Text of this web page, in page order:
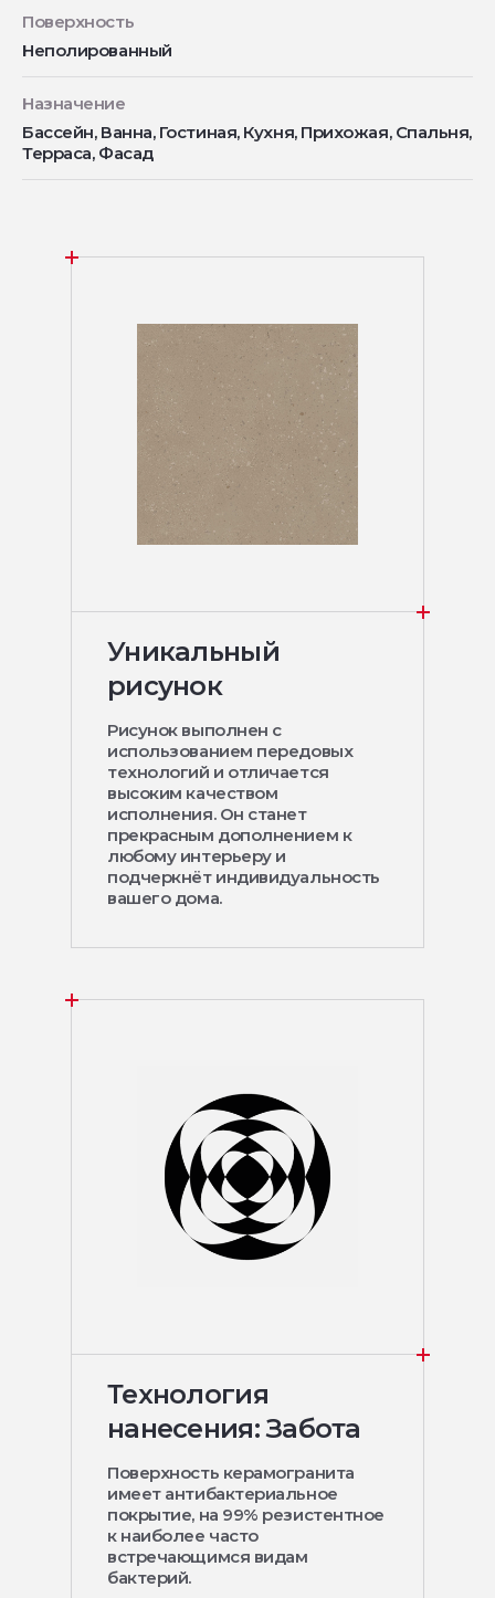
Поверхность
Неполированный
Назначение
Бассейн, Ванна, Гостиная, Кухня, Прихожая, Спальня,
Терраса, Фасад
Уникальный
рисунок
Рисунок выполнен с
использованием передовых
технологий и отличается
высоким качеством
исполнения. Он станет
прекрасным дополнением к
любому интерьеру и
подчеркнёт индивидуальность
вашего дома.
Технология
нанесения: Забота
Поверхность керамогранита
имеет антибактериальное
покрытие, на 99% резистентное
к наиболее часто
встречающимся видам
бактерий.